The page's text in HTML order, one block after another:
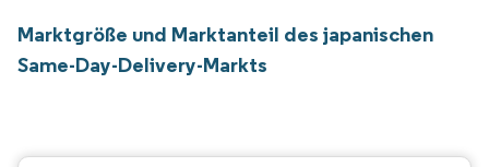
Marktgröße und Marktanteil des japanischen
Same-Day-Delivery-Markts